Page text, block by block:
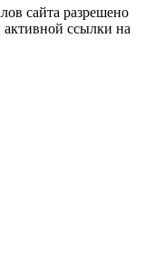
сайта разрешено
активной ссылки на